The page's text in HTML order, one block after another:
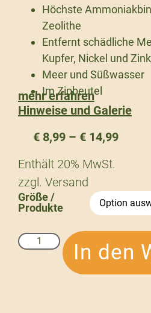
Höchste
Zeolithe
Entfernt schädliche
Kupfer, Nickel und Zink
Meer und Süßwasser
Im Zipbeutel
mehr erfahren
Hinweise und Galerie
€ 8,99 – € 14,99
Enthält 20% MwSt.
zzgl. Versand
Größe /
Produkte
In den